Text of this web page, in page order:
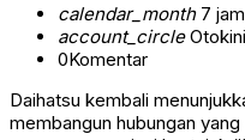
calendar_month7
account_circleOtokini
0Komentar
Daihatsu kembali
membangun hubungan